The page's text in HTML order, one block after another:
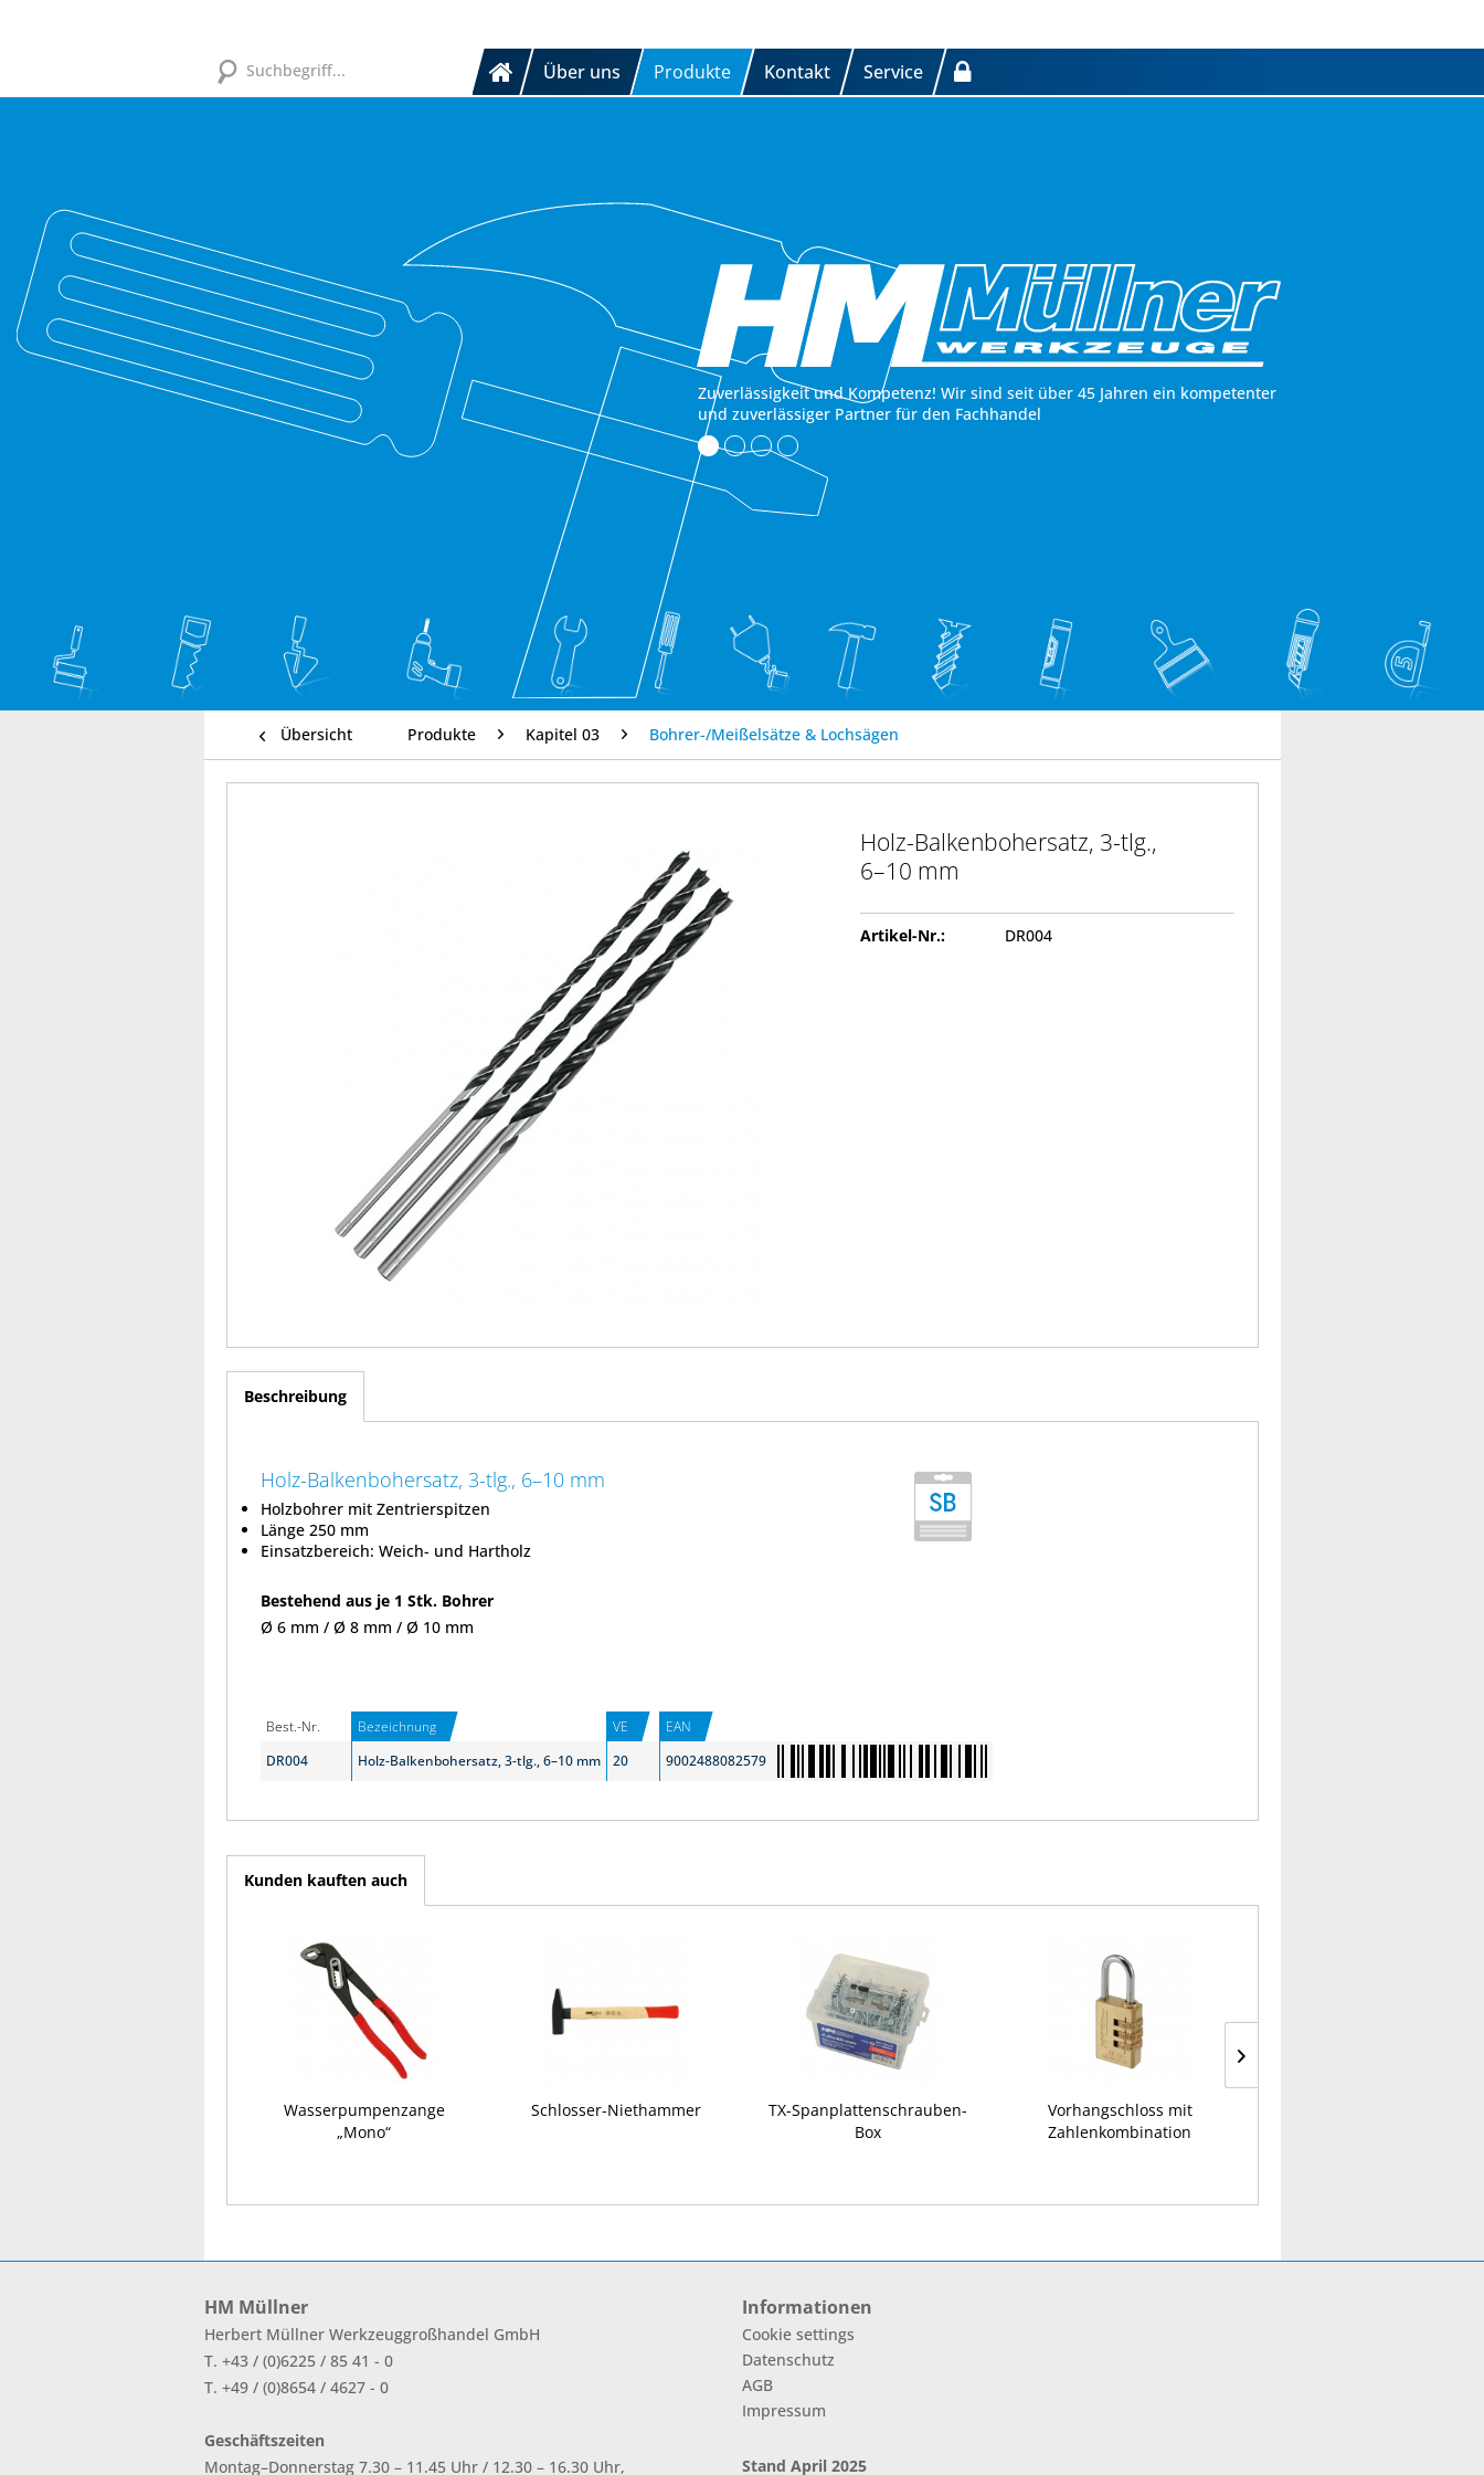
Über uns Produkte Kontakt Service
Zuverlässigkeit und Kompetenz! Wir sind seit über 45 Jahren ein kompetenter
und zuverlässiger Partner für den Fachhandel
Übersicht Produkte Kapitel 03 Bohrer-/Meißelsätze & Lochsägen
Holz-Balkenbohersatz, 3-tlg.,
6–10 mm
Artikel-Nr.: DR004
Beschreibung
Holz-Balkenbohersatz, 3-tlg., 6–10 mm
Holzbohrer mit Zentrierspitzen
Länge 250 mm
Einsatzbereich: Weich- und Hartholz
Bestehend aus je 1 Stk. Bohrer
Ø 6 mm / Ø 8 mm / Ø 10 mm
Best.-Nr. Bezeichnung VE
EAN
DR004
Holz-Balkenbohersatz, 3-tlg., 6–10 mm 20 9002488082579
Kunden kauften auch
Wasserpumpenzange
„Mono“
Schlosser-Niethammer
TX-Spanplattenschrauben-
Box
Vorhangschloss mit
Zahlenkombination
HM Müllner
Herbert Müllner Werkzeuggroßhandel GmbH
T. +43 / (0)6225 / 85 41 - 0
T. +49 / (0)8654 / 4627 - 0
Geschäftszeiten
Montag–Donnerstag 7.30 – 11.45 Uhr / 12.30 – 16.30 Uhr,
Informationen
Cookie settings
Datenschutz
AGB
Impressum
Stand April 2025